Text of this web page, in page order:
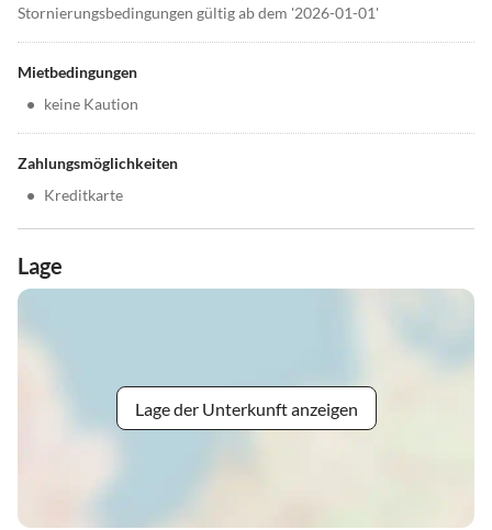
Stornierungsbedingungen gültig ab dem '2026-01-01'
Mietbedingungen
• keine Kaution
Zahlungsmöglichkeiten
• Kreditkarte
Lage
Lage der Unterkunft anzeigen